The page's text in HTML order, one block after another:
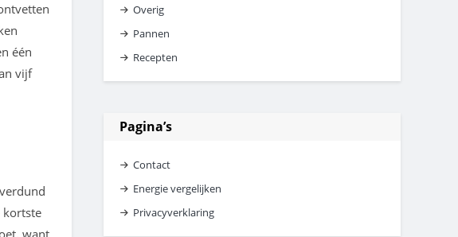
één
vijf
kortste
Overig
Pannen
Recepten
Pagina’s
Contact
Energie vergelijken
Privacyverklaring